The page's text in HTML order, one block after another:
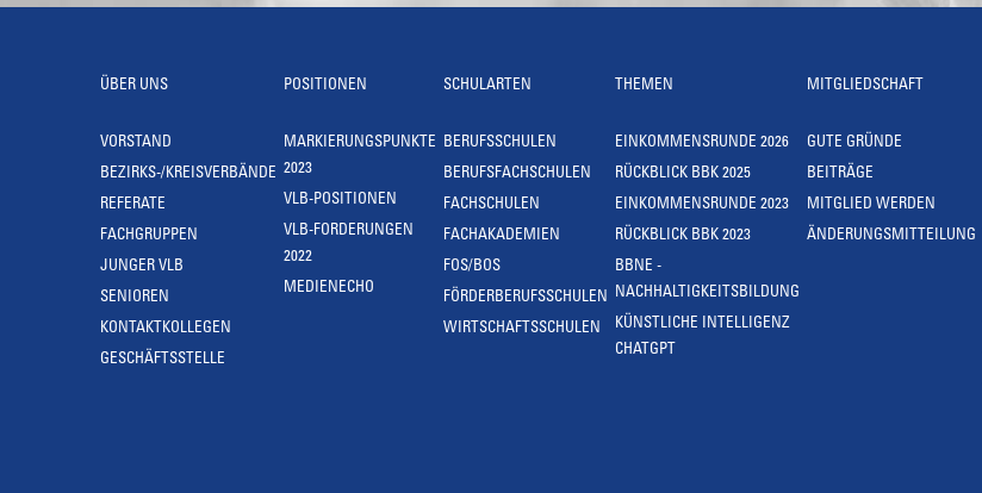
ÜBER UNS
VORSTAND
BEZIRKS-/KREISVERBÄNDE
REFERATE
FACHGRUPPEN
JUNGER VLB
SENIOREN
KONTAKTKOLLEGEN
GESCHÄFTSSTELLE
POSITIONEN
MARKIERUNGSPUNKTE
2023
VLB-POSITIONEN
VLB-FORDERUNGEN
2022
MEDIENECHO
SCHULARTEN
BERUFSSCHULEN
BERUFSFACHSCHULEN
FACHSCHULEN
FACHAKADEMIEN
FOS/BOS
FÖRDERBERUFSSCHULEN
WIRTSCHAFTSSCHULEN
THEMEN
EINKOMMENSRUNDE 2026
RÜCKBLICK BBK 2025
EINKOMMENSRUNDE 2023
RÜCKBLICK BBK 2023
BBNE -
NACHHALTIGKEITSBILDUNG
KÜNSTLICHE INTELLIGENZ
CHATGPT
MITGLIEDSCHAFT
GUTE GRÜNDE
BEITRÄGE
MITGLIED WERDEN
ÄNDERUNGSMITTEILUNG